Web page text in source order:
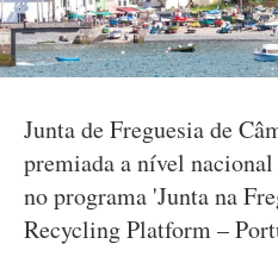
Junta de Freguesia de
premiada a nível
no programa 'Junta na
Recycling Platform –